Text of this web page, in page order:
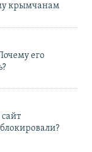
крымчанам
его
сайт